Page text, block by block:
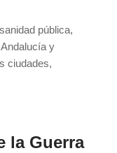
pública,
y
ciudades,
la Guerra